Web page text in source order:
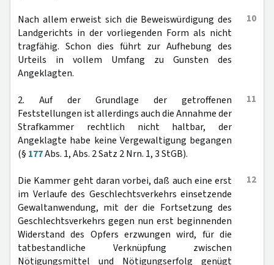
10
Nach allem erweist sich die Beweiswürdigung des
Landgerichts in der vorliegenden Form als nicht
tragfähig. Schon dies führt zur Aufhebung des
Urteils in vollem Umfang zu Gunsten des
Angeklagten.
11
2. Auf der Grundlage der getroffenen
Feststellungen ist allerdings auch die Annahme der
Strafkammer rechtlich nicht haltbar, der
Angeklagte habe keine Vergewaltigung begangen
(§ 177Abs. 1, Abs. 2 Satz 2 Nrn. 1, 3 StGB).
12
Die Kammer geht daran vorbei, daß auch eine erst
im Verlaufe des Geschlechtsverkehrs einsetzende
Gewaltanwendung, mit der die Fortsetzung des
Geschlechtsverkehrs gegen nun erst beginnenden
Widerstand des Opfers erzwungen wird, für die
tatbestandliche Verknüpfung zwischen
Nötigungsmittel und Nötigungserfolg genügt